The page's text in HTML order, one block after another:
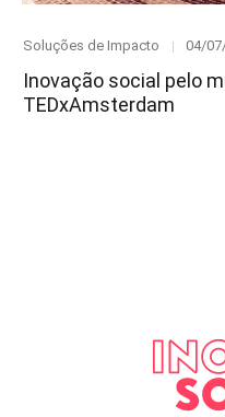
Category
Soluções de Impacto 04/
Inovação social pelo
TEDxAmsterdam